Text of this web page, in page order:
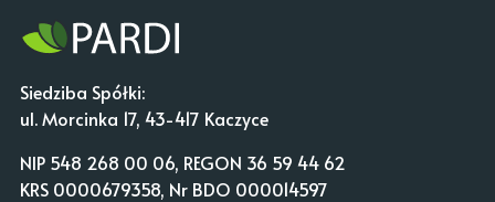
Siedziba Spółki:
ul. Morcinka 17, 43-417 Kaczyce
NIP 548 268 00 06, REGON 36 59 44 62
KRS 0000679358, Nr BDO 000014597